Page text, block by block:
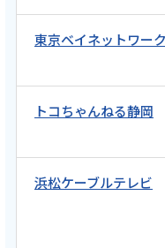
【ケーブルテレ
編 須田亜香里さ
2026祝完走RUN
東京ベイネットワーク
トコちゃんねる静岡
浜松ケーブルテレビ